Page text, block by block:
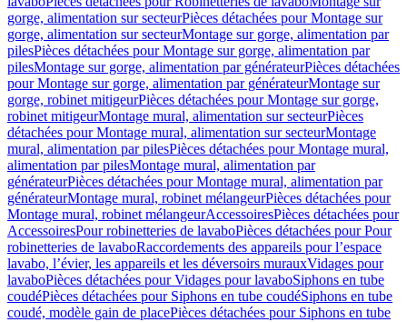
gorge, alimentation sur secteurPièces détachées pour Montage sur
gorge, alimentation sur secteurMontage sur gorge, alimentation par
pilesPièces détachées pour Montage sur gorge, alimentation par
pilesMontage sur gorge, alimentation par générateurPièces détachées
pour Montage sur gorge, alimentation par générateurMontage sur
gorge, robinet mitigeurPièces détachées pour Montage sur gorge,
robinet mitigeurMontage mural, alimentation sur secteurPièces
détachées pour Montage mural, alimentation sur secteurMontage
mural, alimentation par pilesPièces détachées pour Montage mural,
alimentation par pilesMontage mural, alimentation par
générateurPièces détachées pour Montage mural, alimentation par
générateurMontage mural, robinet mélangeurPièces détachées pour
Montage mural, robinet mélangeurAccessoiresPièces détachées pour
AccessoiresPour robinetteries de lavaboPièces détachées pour Pour
robinetteries de lavaboRaccordements des appareils pour l’espace
lavabo, l’évier, les appareils et les déversoirs murauxVidages pour
lavaboPièces détachées pour Vidages pour lavaboSiphons en tube
coudéPièces détachées pour Siphons en tube coudéSiphons en tube
coudé, modèle gain de placePièces détachées pour Siphons en tube